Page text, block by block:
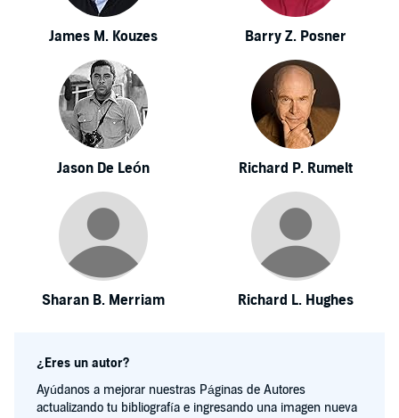
James M. Kouzes Barry Z. Posner
Jason De León Richard P. Rumelt
Sharan B. Merriam Richard L. Hughes
¿Eres un autor?
Ayúdanos a mejorar nuestras Páginas de Autores
actualizando tu bibliografía e ingresando una imagen nueva